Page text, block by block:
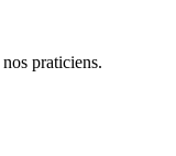
praticiens.